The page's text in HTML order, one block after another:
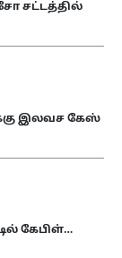
சட்டத்தில்
இலவச கேஸ்
கேபிள்…